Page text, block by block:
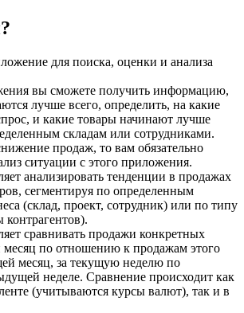
для поиска, оценки и анализа
вы сможете получить информацию,
лучше всего, определить, на какие
и какие товары начинают лучше
складам или сотрудниками.
продаж, то вам обязательно
ситуации с этого приложения.
анализировать тенденции в продажах
сегментируя по определенным
(склад, проект, сотрудник) или по типу
контрагентов).
сравнивать продажи конкретных
месяц по отношению к продажам этого
месяц, за текущую неделю по
неделе. Сравнение происходит как
(учитываются курсы валют), так и в